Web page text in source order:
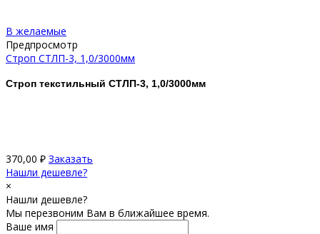
В желаемые
Предпросмотр
Строп СТЛП-3, 1,0/3000мм
Строп текстильный СТЛП-3, 1,0/3000мм
370,00 ₽ Заказать
Нашли дешевле?
×
Нашли дешевле?
Мы перезвоним Вам в ближайшее время.
Ваше имя